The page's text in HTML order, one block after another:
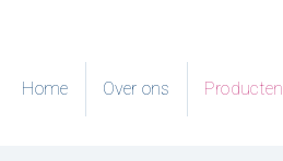
Home Over ons Producten